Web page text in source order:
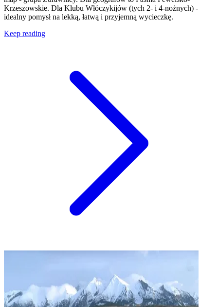
Krzeszowskie. Dla Klubu Włóczykijów (tych 2- i 4-nożnych) -
idealny pomysł na lekką, łatwą i przyjemną wycieczkę.
Keep reading